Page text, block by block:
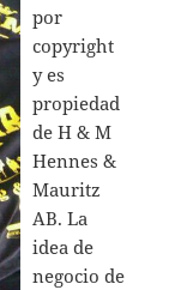
por
copyright
y es
propiedad
de H & M
Hennes &
Mauritz
AB. La
idea de
negocio de